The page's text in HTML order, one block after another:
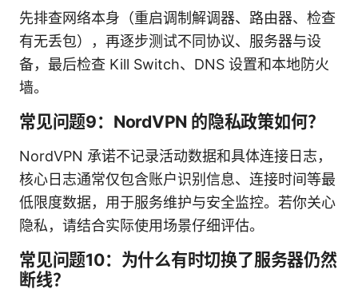
先排查网络本身（重启调制解调器、路由器、检查
有无丢包），再逐步测试不同协议、服务器与设
备，最后检查 Kill Switch、DNS 设置和本地防火
墙。
常见问题9：NordVPN 的隐私政策如何？
NordVPN 承诺不记录活动数据和具体连接日志，
核心日志通常仅包含账户识别信息、连接时间等最
低限度数据，用于服务维护与安全监控。若你关心
隐私，请结合实际使用场景仔细评估。
常见问题10：为什么有时切换了服务器仍然
断线？